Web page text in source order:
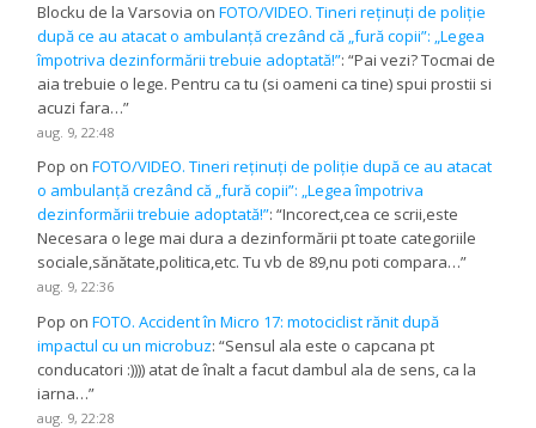
Blocku de la Varsovia onFOTO/VIDEO. Tineri reținuți de poliție
după ce au atacat o ambulanță crezând că „fură copii”: „Legea
împotriva dezinformării trebuie adoptată!”: “Pai vezi? Tocmai de
aia trebuie o lege. Pentru ca tu (si oameni ca tine) spui prostii si
acuzi fara…”
aug. 9, 22:48
Pop onFOTO/VIDEO. Tineri reținuți de poliție după ce au atacat
o ambulanță crezând că „fură copii”: „Legea împotriva
dezinformării trebuie adoptată!”: “Incorect,cea ce scrii,este
Necesara o lege mai dura a dezinformării pt toate categoriile
sociale,sănătate,politica,etc. Tu vb de 89,nu poti compara…”
aug. 9, 22:36
Pop onFOTO. Accident în Micro 17: motociclist rănit după
impactul cu un microbuz: “Sensul ala este o capcana pt
conducatori :)))) atat de înalt a facut dambul ala de sens, ca la
iarna…”
aug. 9, 22:28